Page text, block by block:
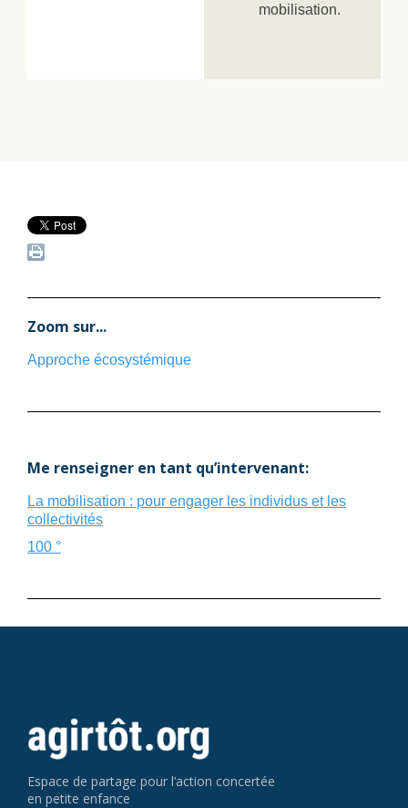
mobilisation.
Zoom sur...
Approche écosystémique
Me renseigner en tant qu’intervenant:
La mobilisation : pour engager les individus et les
collectivités
100 °
Espace de partage pour l’action concertée
en petite enfance